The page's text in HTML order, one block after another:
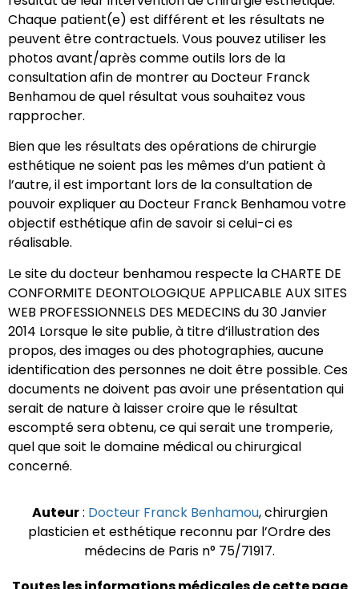
Chaque patient(e) est différent et les résultats ne
peuvent être contractuels. Vous pouvez utiliser les
photos avant/après comme outils lors de la
consultation afin de montrer au Docteur Franck
Benhamou de quel résultat vous souhaitez vous
rapprocher.
Bien que les résultats des opérations de chirurgie
esthétique ne soient pas les mêmes d’un patient à
l’autre, il est important lors de la consultation de
pouvoir expliquer au Docteur Franck Benhamou votre
objectif esthétique afin de savoir si celui-ci es
réalisable.
Le site du docteur benhamou respecte la CHARTE DE
CONFORMITE DEONTOLOGIQUE APPLICABLE AUX SITES
WEB PROFESSIONNELS DES MEDECINS du 30 Janvier
2014 Lorsque le site publie, à titre d’illustration des
propos, des images ou des photographies, aucune
identification des personnes ne doit être possible. Ces
documents ne doivent pas avoir une présentation qui
serait de nature à laisser croire que le résultat
escompté sera obtenu, ce qui serait une tromperie,
quel que soit le domaine médical ou chirurgical
concerné.
Auteur: Docteur Franck Benhamou, chirurgien
plasticien et esthétique reconnu par l’Ordre des
médecins de Paris n° 75/71917.